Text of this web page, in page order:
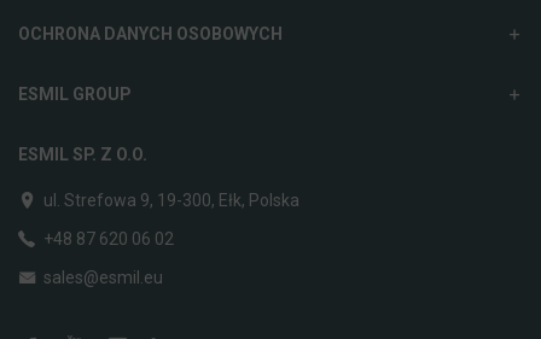
OCHRONA DANYCH OSOBOWYCH
ESMIL GROUP
ESMIL SP. Z O.O.
ul. Strefowa 9, 19-300, Ełk, Polska
+48 87 620 06 02
sales@esmil.eu